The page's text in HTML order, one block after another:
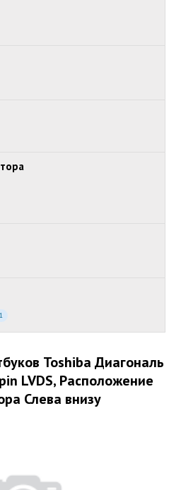
1
Toshiba Диагональ
LVDS, Расположение
Слева внизу